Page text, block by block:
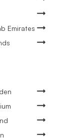
Emirates